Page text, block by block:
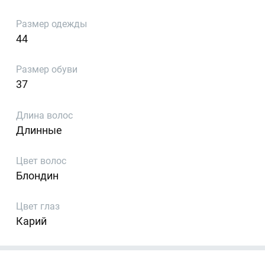
Размер одежды
44
Размер обуви
37
Длина волос
Длинные
Цвет волос
Блондин
Цвет глаз
Карий